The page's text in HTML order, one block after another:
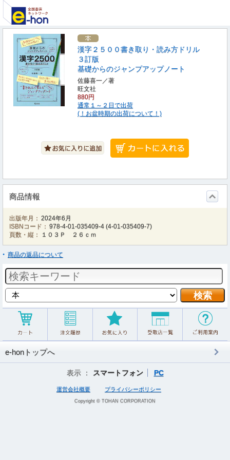
漢字２５００書き取り・読み方ドリル
３訂版
基礎からのジャンプアップノート
佐藤喜一／著
旺文社
880円
通常１～２日で出荷
(！お盆時期の出荷について！)
商品情報
出版年月： 2024年6月
ISBNコード： 978-4-01-035409-4 (4-01-035409-7)
頁数・縦：
１０３Ｐ ２６ｃｍ
商品の返品について
e-honトップへ
表示 ： スマートフォン PC
運営会社概要 プライバシーポリシー
Copyright © TOHAN CORPORATION